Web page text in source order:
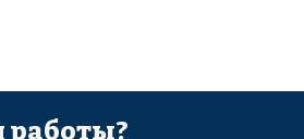
работы?